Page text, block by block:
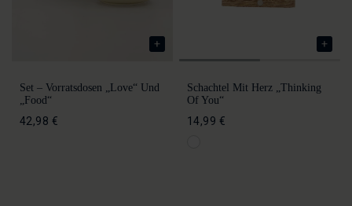
Set – Vorratsdosen „Love“ Und
„Food“
42,98 €
Schachtel Mit Herz „Thinking
Of You“
14,99 €